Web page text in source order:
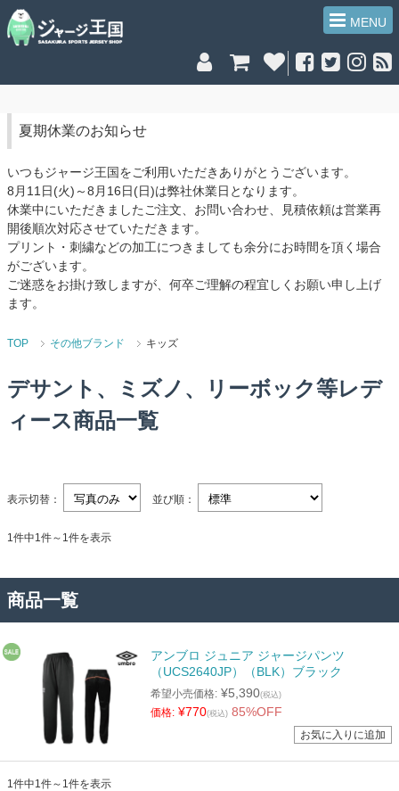
MENU
夏期休業のお知らせ
いつもジャージ王国をご利用いただきありがとうございます。
8月11日(火)～8月16日(日)は弊社休業日となります。
休業中にいただきましたご注文、お問い合わせ、見積依頼は営業再
開後順次対応させていただきます。
プリント・刺繍などの加工につきましても余分にお時間を頂く場合
がございます。
ご迷惑をお掛け致しますが、何卒ご理解の程宜しくお願い申し上げ
ます。
TOP その他ブランド キッズ
デサント、ミズノ、リーボック等レデ
ィース商品一覧
表示切替： 並び順：
1件中1件～1件を表示
商品一覧
アンブロ ジュニア ジャージパンツ
（UCS2640JP）（BLK）ブラック
希望小売価格: ¥5,390(税込)
価格: ¥770(税込) 85%OFF
1件中1件～1件を表示